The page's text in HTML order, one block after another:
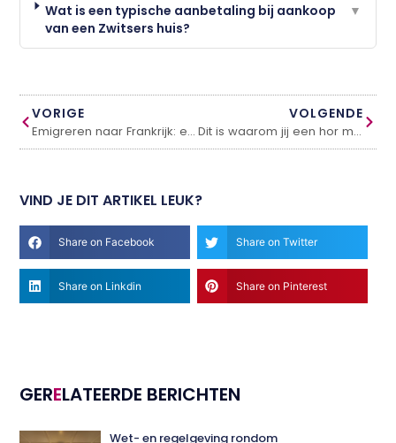
Wat is een typische aanbetaling bij aankoop
van een Zwitsers huis?
▼
VORIGE
Emigreren naar Frankrijk: een nieuw avontuur
VOLGENDE
Dit is waarom jij een hor moet kopen
VIND JE DIT ARTIKEL LEUK?
Share on Facebook Share on Twitter
Share on Linkdin Share on Pinterest
GERELATEERDE BERICHTEN
Wet- en regelgeving rondom